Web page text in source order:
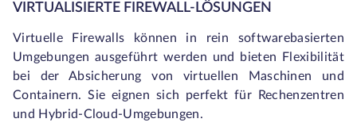
VIRTUALISIERTE FIREWALL-LÖSUNGEN
Virtuelle Firewalls können in rein softwarebasierten
Umgebungen ausgeführt werden und bieten Flexibilität
bei der Absicherung von virtuellen Maschinen und
Containern. Sie eignen sich perfekt für Rechenzentren
und Hybrid-Cloud-Umgebungen.